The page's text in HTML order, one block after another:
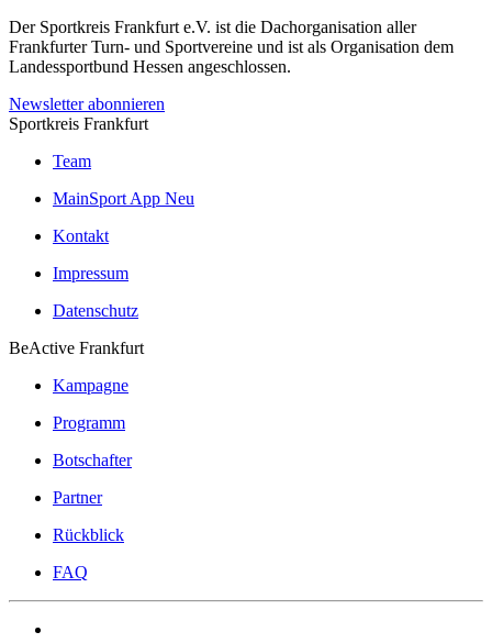
Der Sportkreis Frankfurt e.V. ist die Dachorganisation aller
Frankfurter Turn- und Sportvereine und ist als Organisation dem
Landessportbund Hessen angeschlossen.
Newsletter abonnieren
Sportkreis Frankfurt
Team
MainSport App Neu
Kontakt
Impressum
Datenschutz
BeActive Frankfurt
Kampagne
Programm
Botschafter
Partner
Rückblick
FAQ